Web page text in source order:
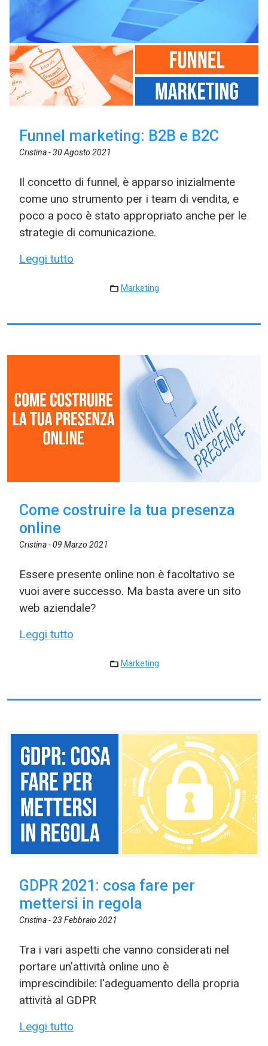
Funnel marketing: B2B e B2C
Cristina -30 Agosto 2021
Il concetto di funnel, è apparso inizialmente
come uno strumento per i team di vendita, e
poco a poco è stato appropriato anche per le
strategie di comunicazione.
Leggi tutto
Marketing
Come costruire la tua presenza
online
Cristina -09 Marzo 2021
Essere presente online non è facoltativo se
vuoi avere successo. Ma basta avere un sito
web aziendale?
Leggi tutto
Marketing
GDPR 2021: cosa fare per
mettersi in regola
Cristina -23 Febbraio 2021
Tra i vari aspetti che vanno considerati nel
portare un'attività online uno è
imprescindibile: l'adeguamento della propria
attività al GDPR
Leggi tutto